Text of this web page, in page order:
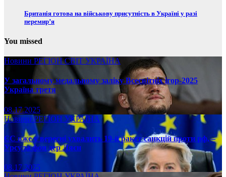
Британія готова на військову присутність в Україні у разі
перемир’я
You missed
Новини РЕГІОНСВІТ УКРАЇНА
У загальному медальному заліку Всесвітніх ігор-2025
Україна третя
08.17.2025
НовиниРЕГІОН УКРАЇНА
ЄС вже у вересні ухвалить 19-й ракет санкцій проти рф, –
Урсула фон дер Ляєн
08.17.2025